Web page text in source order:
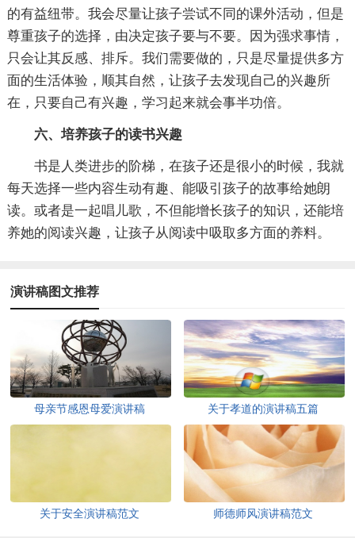
的有益纽带。我会尽量让孩子尝试不同的课外活动，但是
尊重孩子的选择，由决定孩子要与不要。因为强求事情，
只会让其反感、排斥。我们需要做的，只是尽量提供多方
面的生活体验，顺其自然，让孩子去发现自己的兴趣所
在，只要自己有兴趣，学习起来就会事半功倍。
六、培养孩子的读书兴趣
书是人类进步的阶梯，在孩子还是很小的时候，我就
每天选择一些内容生动有趣、能吸引孩子的故事给她朗
读。或者是一起唱儿歌，不但能增长孩子的知识，还能培
养她的阅读兴趣，让孩子从阅读中吸取多方面的养料。
演讲稿图文推荐
母亲节感恩母爱演讲稿 关于孝道的演讲稿五篇
关于安全演讲稿范文 师德师风演讲稿范文